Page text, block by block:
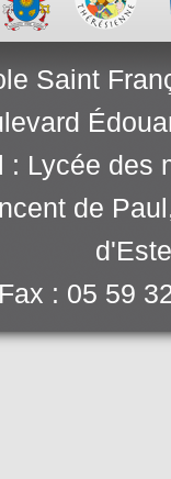
Saint
Lycée des
de
: 05 59